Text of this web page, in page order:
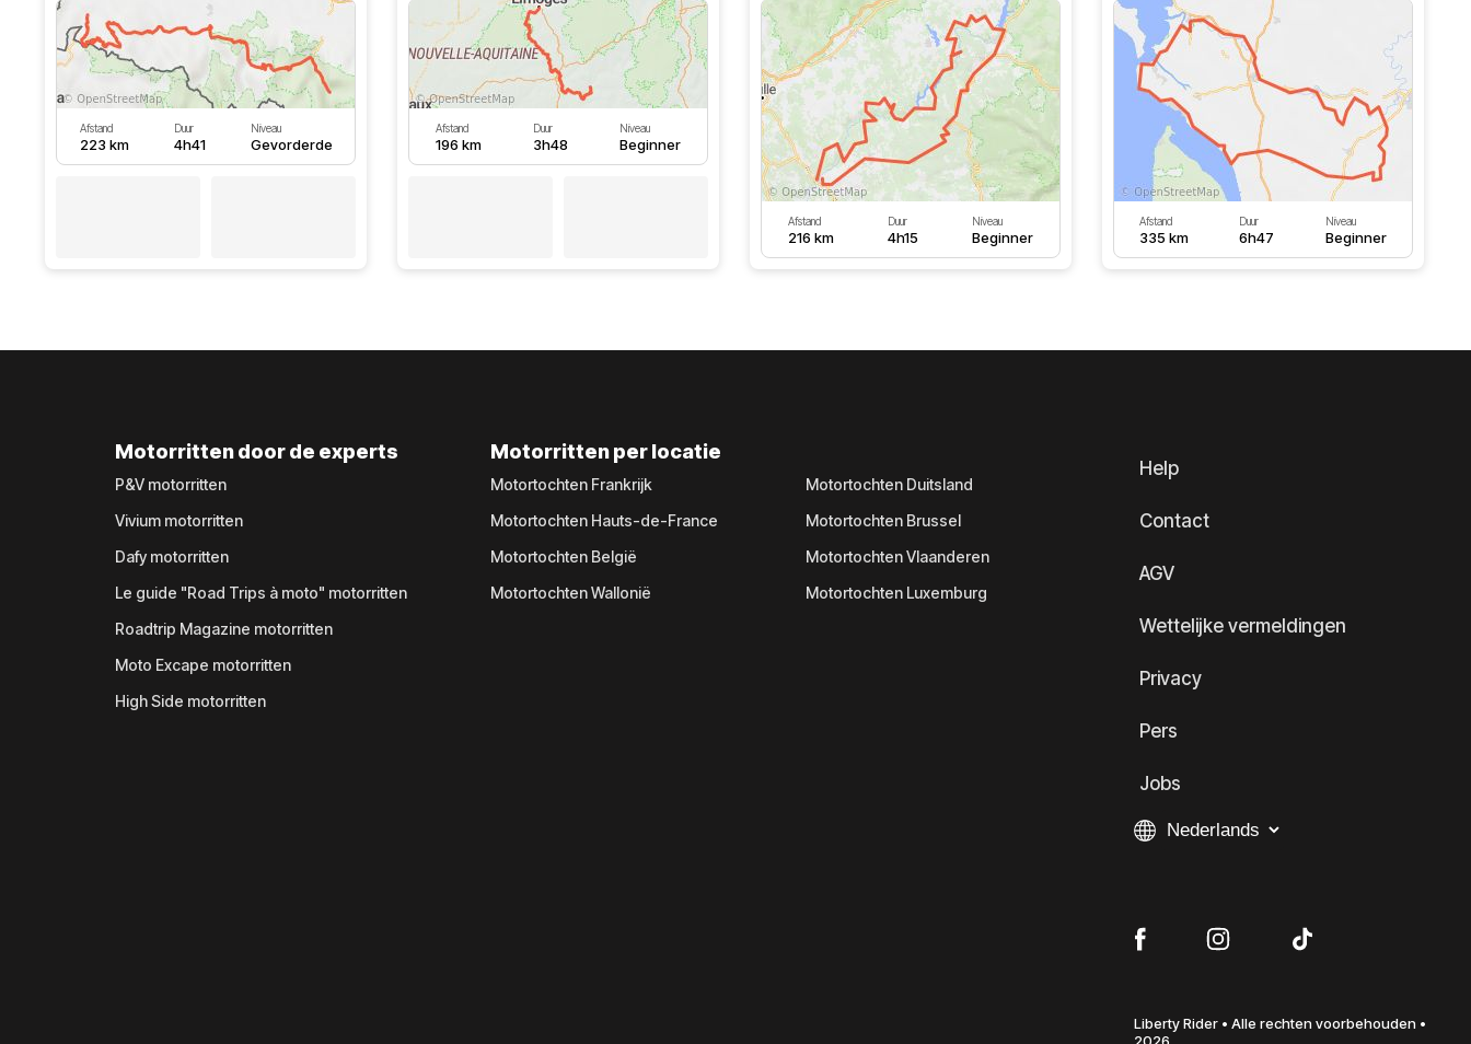
Afstand
223 km
Duur
4h41
Niveau
Gevorderde
Afstand
196 km
Duur
3h48
Niveau
Beginner
Afstand
216 km
Duur
4h15
Niveau
Beginner
Afstand
335 km
Duur
6h47
Niveau
Beginner
Motorritten door de experts
P&V motorritten
Vivium motorritten
Dafy motorritten
Le guide "Road Trips à moto" motorritten
Roadtrip Magazine motorritten
Moto Excape motorritten
High Side motorritten
Motorritten per locatie
Motortochten Frankrijk
Motortochten Hauts-de-France
Motortochten België
Motortochten Wallonië
Motortochten Duitsland
Motortochten Brussel
Motortochten Vlaanderen
Motortochten Luxemburg
Help
Contact
AGV
Wettelijke vermeldingen
Privacy
Pers
Jobs
Liberty Rider • Alle rechten voorbehouden •